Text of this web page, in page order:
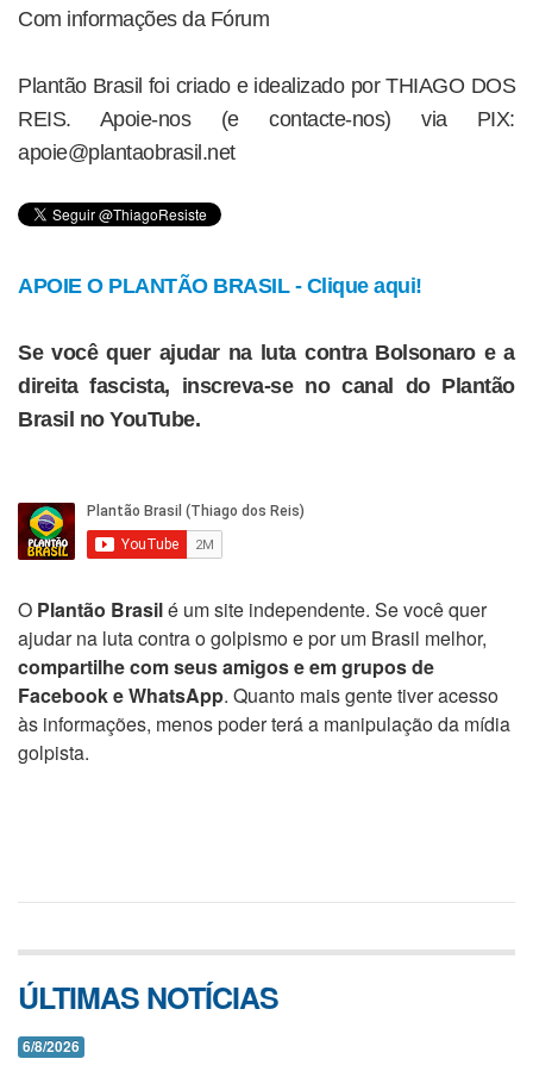
Com informações da Fórum
Plantão Brasil foi criado e idealizado por THIAGO DOS
REIS. Apoie-nos (e contacte-nos) via PIX:
apoie@plantaobrasil.net
APOIE O PLANTÃO BRASIL - Clique aqui!
Se você quer ajudar na luta contra Bolsonaro e a
direita fascista, inscreva-se no canal do Plantão
Brasil no YouTube.
O Plantão Brasilé um site independente. Se você quer
ajudar na luta contra o golpismo e por um Brasil melhor,
compartilhe com seus amigos e em grupos de
Facebook e WhatsApp. Quanto mais gente tiver acesso
às informações, menos poder terá a manipulação da mídia
golpista.
ÚLTIMAS NOTÍCIAS
6/8/2026